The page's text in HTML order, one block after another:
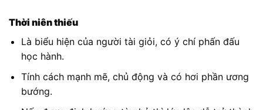
Thời niên thiếu
Là biểu hiện của người tài giỏi, có ý chí phấn đấu
học hành.
Tính cách mạnh mẽ, chủ động và có hơi phần ương
bướng.